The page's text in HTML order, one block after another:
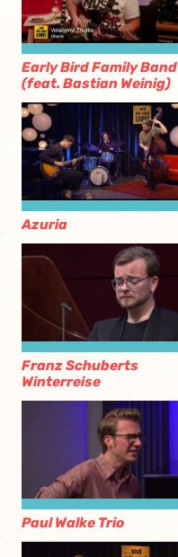
Early Bird Family Band
(feat. Bastian Weinig)
Azuria
Franz Schuberts
Winterreise
Paul Walke Trio